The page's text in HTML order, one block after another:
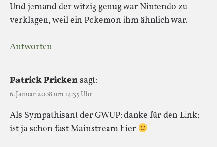
Und jemand der witzig genug war Nintendo zu
verklagen, weil ein Pokemon ihm ähnlich war.
Antworten
Patrick Prickensagt:
6. Januar 2008 um 14:35 Uhr
Als Sympathisant der GWUP: danke für den Link;
ist ja schon fast Mainstream hier